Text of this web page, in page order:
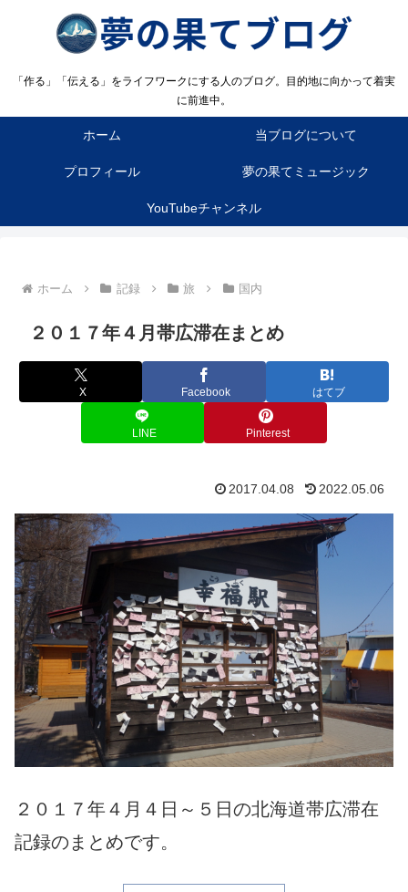
「作る」「伝える」をライフワークにする人のブログ。目的地に向かって着実
に前進中。
ホーム 当ブログについて
プロフィール 夢の果てミュージック
YouTubeチャンネル
ホーム 記録 旅 国内
２０１７年４月帯広滞在まとめ
X Facebook はてブ
LINE Pinterest
2017.04.08 2022.05.06
２０１７年４月４日～５日の北海道帯広滞在
記録のまとめです。